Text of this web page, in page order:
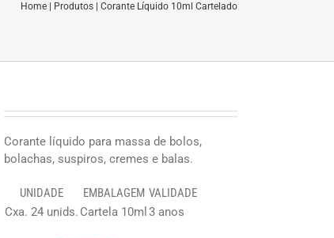
Home Produtos Corante Líquido 10ml Cartelado
Corante líquido para massa de bolos,
bolachas, suspiros, cremes e balas.
UNIDADE EMBALAGEM VALIDADE
Cxa. 24 unids. Cartela 10ml 3 anos